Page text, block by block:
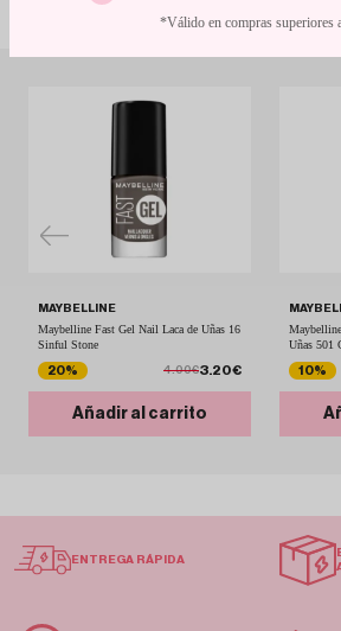
MAYBELLINE
Maybelline Fast Gel Nail Laca de Uñas 16
Sinful Stone
20%
4.00€3.20€
Añadir al carrito
Uñas 501
10%
ENTREGA RÁPIDA
*Válido en compras superiores